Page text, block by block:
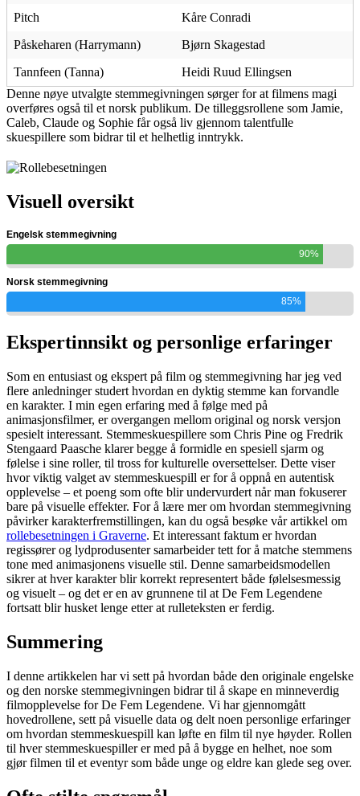
Pitch
Kåre Conradi
Påskeharen (Harrymann)
Bjørn Skagestad
Tannfeen (Tanna)
Heidi Ruud Ellingsen
Denne nøye utvalgte stemmegivningen sørger for at filmens magi
overføres også til et norsk publikum. De tilleggsrollene som Jamie,
Caleb, Claude og Sophie får også liv gjennom talentfulle
skuespillere som bidrar til et helhetlig inntrykk.
Visuell oversikt
Engelsk stemmegivning
90%
Norsk stemmegivning
85%
Ekspertinnsikt og personlige erfaringer
Som en entusiast og ekspert på film og stemmegivning har jeg ved
flere anledninger studert hvordan en dyktig stemme kan forvandle
en karakter. I min egen erfaring med å følge med på
animasjonsfilmer, er overgangen mellom original og norsk versjon
spesielt interessant. Stemmeskuespillere som Chris Pine og Fredrik
Stengaard Paasche klarer begge å formidle en spesiell sjarm og
følelse i sine roller, til tross for kulturelle oversettelser. Dette viser
hvor viktig valget av stemmeskuespill er for å oppnå en autentisk
opplevelse – et poeng som ofte blir undervurdert når man fokuserer
bare på visuelle effekter. For å lære mer om hvordan stemmegivning
påvirker karakterfremstillingen, kan du også besøke vår artikkel om
rollebesetningen i Graverne. Et interessant faktum er hvordan
regissører og lydprodusenter samarbeider tett for å matche stemmens
tone med animasjonens visuelle stil. Denne samarbeidsmodellen
sikrer at hver karakter blir korrekt representert både følelsesmessig
og visuelt – og det er en av grunnene til at De Fem Legendene
fortsatt blir husket lenge etter at rulleteksten er ferdig.
Summering
I denne artikkelen har vi sett på hvordan både den originale engelske
og den norske stemmegivningen bidrar til å skape en minneverdig
filmopplevelse for De Fem Legendene. Vi har gjennomgått
hovedrollene, sett på visuelle data og delt noen personlige erfaringer
om hvordan stemmeskuespill kan løfte en film til nye høyder. Rollen
til hver stemmeskuespiller er med på å bygge en helhet, noe som
gjør filmen til et eventyr som både unge og eldre kan glede seg over.